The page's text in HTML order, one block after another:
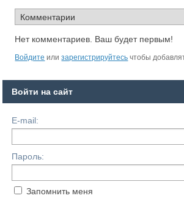
Нет комментариев. Ваш будет первым!
Войдите илизарегистрируйтесь чтобы
Войти на сайт
E-mail:
Пароль:
Запомнить меня